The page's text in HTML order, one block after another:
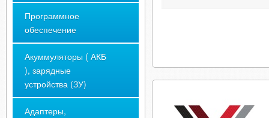
Программное
обеспечение
Акуммуляторы ( АКБ
), зарядные
устройства (ЗУ)
Адаптеры,